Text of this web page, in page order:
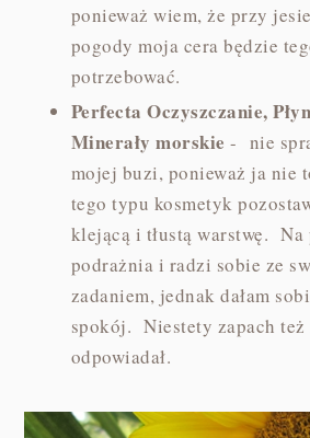
ponieważ wiem, że przy
pogody moja cera będzie
potrzebować.
Perfecta Oczyszczanie,
Minerały morskie- nie
mojej buzi, ponieważ ja nie
tego typu kosmetyk
klejącą i tłustą warstwę. Na
podrażnia i radzi sobie ze
zadaniem, jednak dałam
spokój. Niestety zapach
odpowiadał.